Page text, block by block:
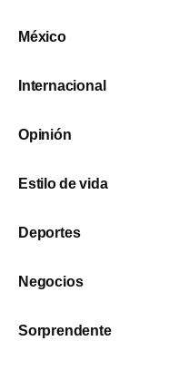
México
Internacional
Opinión
Estilo de vida
Deportes
Negocios
Sorprendente